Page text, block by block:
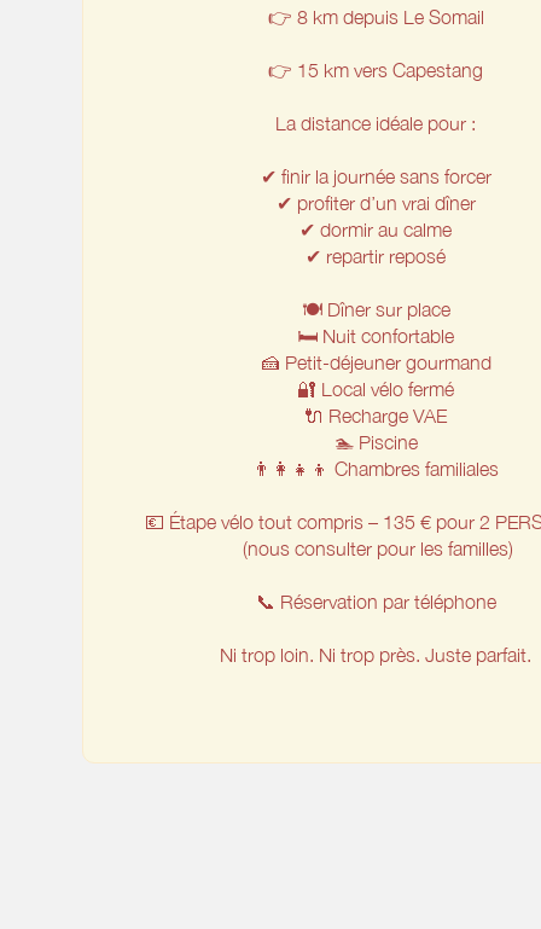
👉 8 km depuis Le Somail
👉 15 km vers Capestang
La distance idéale pour :
✔ finir la journée sans forcer
✔ profiter d’un vrai dîner
✔ dormir au calme
✔ repartir reposé
🍽️ Dîner sur place
🛏️ Nuit confortable
🍰 Petit-déjeuner gourmand
🔐 Local vélo fermé
🔌 Recharge VAE
🏊 Piscine
👨‍👩‍👧‍👦 Chambres familiales
💶 Étape vélo tout compris – 135 € pour 2
(nous consulter pour les familles)
📞 Réservation par téléphone
Ni trop loin. Ni trop près. Juste parfait.